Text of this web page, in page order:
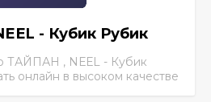
- Кубик Рубик
ТАЙПАН , NЕЕL - Кубик
онлайн в высоком качестве